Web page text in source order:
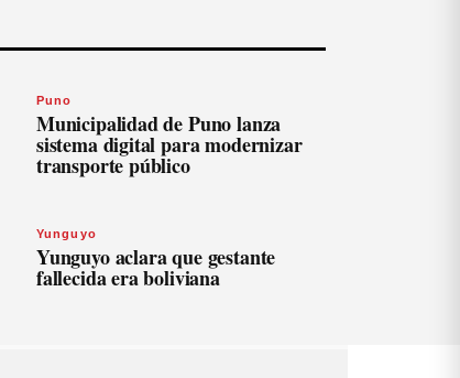
Puno
Municipalidad de Puno lanza
sistema digital para modernizar
transporte público
Yunguyo
Yunguyo aclara que gestante
fallecida era boliviana